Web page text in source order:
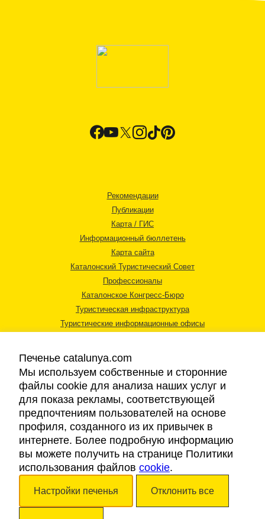
Рекомендации
Публикации
Карта / ГИС
Информационный бюллетень
Карта сайта
Каталонский Туристический Совет
Профессионалы
Каталонское Конгресс-Бюро
Туристическая инфраструктура
Туристические информационные офисы
Правовая информация
Cookies
Доступность
Авторские права © 2026. Каталонский Туристический Совет. Все права
Печенье catalunya.com
Мы используем собственные и сторонние
файлы cookie для анализа наших услуг и
для показа рекламы, соответствующей
предпочтениям пользователей на основе
профиля, созданного из их привычек в
интернете. Более подробную информацию
вы можете получить на странице Политики
использования файлов cookie.
Настройки печенья Отклонить все